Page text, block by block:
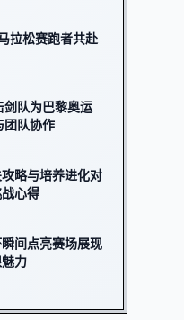
拉松赛跑者共赴
剑队为巴黎奥运
团队协作
略与培养进化对
心得
间点亮赛场展现
力